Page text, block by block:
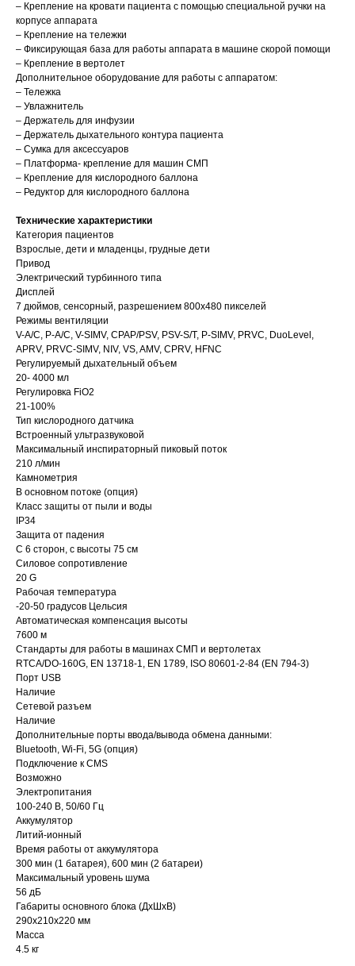
– Крепление на кровати пациента с помощью специальной ручки на
корпусе аппарата
– Крепление на тележки
– Фиксирующая база для работы аппарата в машине скорой помощи
– Крепление в вертолет
Дополнительное оборудование для работы с аппаратом:
– Тележка
– Увлажнитель
– Держатель для инфузии
– Держатель дыхательного контура пациента
– Сумка для аксессуаров
– Платформа- крепление для машин СМП
– Крепление для кислородного баллона
– Редуктор для кислородного баллона
Технические характеристики
Категория пациентов
Взрослые, дети и младенцы, грудные дети
Привод
Электрический турбинного типа
Дисплей
7 дюймов, сенсорный, разрешением 800х480 пикселей
Режимы вентиляции
V-A/C, P-A/C, V-SIMV, CPAP/PSV, PSV-S/T, P-SIMV, PRVC, DuoLevel,
APRV, PRVC-SIMV, NIV, VS, AMV, CPRV, HFNC
Регулируемый дыхательный объем
20- 4000 мл
Регулировка FiO2
21-100%
Тип кислородного датчика
Встроенный ультразвуковой
Максимальный инспираторный пиковый поток
210 л/мин
Камнометрия
В основном потоке (опция)
Класс защиты от пыли и воды
IP34
Защита от падения
С 6 сторон, с высоты 75 см
Силовое сопротивление
20 G
Рабочая температура
-20-50 градусов Цельсия
Автоматическая компенсация высоты
7600 м
Стандарты для работы в машинах СМП и вертолетах
RTCA/DO-160G, EN 13718-1, EN 1789, ISO 80601-2-84 (EN 794-3)
Порт USB
Наличие
Сетевой разъем
Наличие
Дополнительные порты ввода/вывода обмена данными:
Bluetooth, Wi-Fi, 5G (опция)
Подключение к CMS
Возможно
Электропитания
100-240 В, 50/60 Гц
Аккумулятор
Литий-ионный
Время работы от аккумулятора
300 мин (1 батарея), 600 мин (2 батареи)
Максимальный уровень шума
56 дБ
Габариты основного блока (ДхШхВ)
290х210х220 мм
Масса
4.5 кг